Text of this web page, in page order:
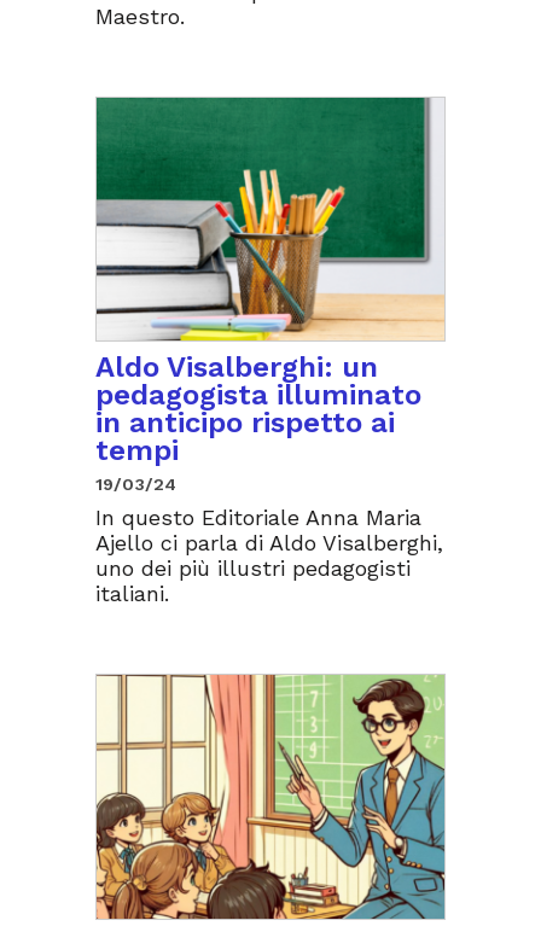
Maestro.
Aldo Visalberghi: un
pedagogista illuminato
in anticipo rispetto ai
tempi
19/03/24
In questo Editoriale Anna Maria
Ajello ci parla di Aldo Visalberghi,
uno dei più illustri pedagogisti
italiani.